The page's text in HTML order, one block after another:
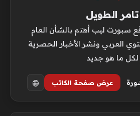
تامر الطويل
ليب أهتم بالشأن العام
العربي ونشر الأخبار الحصرية
لكل ما هو جديد
عرض صفحة الكاتب